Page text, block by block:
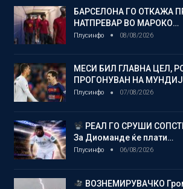
БАРСЕЛОНА ГО ОТКАЖА
НАТПРЕВАР ВО МАРОКО…
Плусинфо 08/08/2026
МЕСИ БИЛ ГЛАВНА ЦЕЛ,
ПРОГОНУВАН НА
Плусинфо 07/08/2026
РЕАЛ ГО СРУШИ
За Диоманде ќе плати…
Плусинфо 06/08/2026
ВОЗНЕМИРУВАЧКО